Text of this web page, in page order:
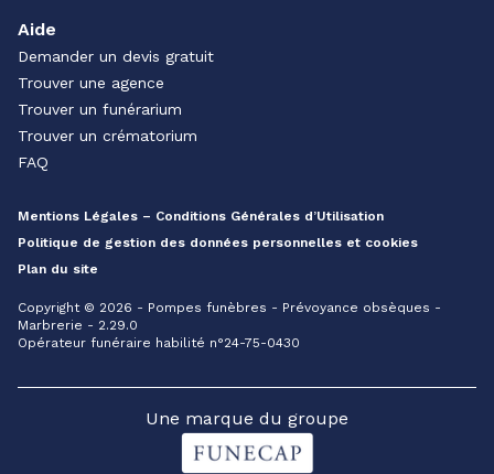
Aide
Demander un devis gratuit
Trouver une agence
Trouver un funérarium
Trouver un crématorium
FAQ
Mentions Légales – Conditions Générales d’Utilisation
Politique de gestion des données personnelles et cookies
Plan du site
Copyright © 2026 - Pompes funèbres - Prévoyance obsèques -
Marbrerie - 2.29.0
Opérateur funéraire habilité n°24-75-0430
Une marque du groupe